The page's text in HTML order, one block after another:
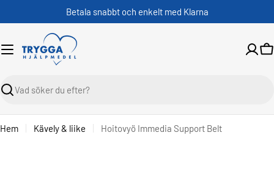
Betala snabbt och enkelt med Klarna
Sök
Hem Kävely & liike Hoitovyö Immedia Support Belt